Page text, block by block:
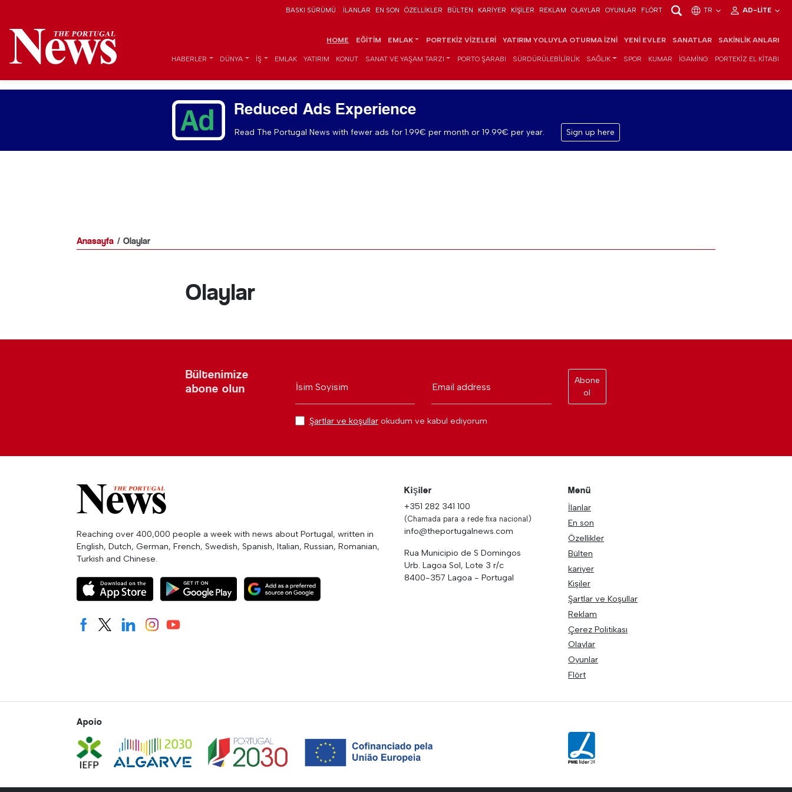
BASKI SÜRÜMÜ İLANLAR EN SON ÖZELLIKLER BÜLTEN KARIYER KIŞILER REKLAM OLAYLAR OYUNLAR FLÖRT TR AD-LITE
HOME EĞITIM EMLAK PORTEKIZ VIZELERI YATIRIM YOLUYLA OTURMA İZNI YENI EVLER SANATLAR SAKINLIK ANLARI
HABERLER DÜNYA İŞ EMLAK YATIRIM KONUT SANAT VE YAŞAM TARZI PORTO ŞARABI SÜRDÜRÜLEBILIRLIK SAĞLIK SPOR KUMAR IGAMING PORTEKIZ EL KITABI
Reduced Ads Experience
Read The Portugal News with fewer ads for 1.99€ per month or 19.99€ per year. Sign up here
Anasayfa Olaylar
Olaylar
Bültenimize
abone olun
İsim Soyisim Email address
Abone
ol
Şartlar ve koşullarokudum ve kabul ediyorum
Reaching over 400,000 people a week with news about Portugal, written in
English, Dutch, German, French, Swedish, Spanish, Italian, Russian, Romanian,
Turkish and Chinese.
Kişiler
+351 282 341 100
(Chamada para a rede fixa nacional)
info@theportugalnews.com
Rua Municipio de S Domingos
Urb. Lagoa Sol, Lote 3 r/c
8400-357 Lagoa - Portugal
Menü
İlanlar
En son
Özellikler
Bülten
kariyer
Kişiler
Şartlar ve Koşullar
Reklam
Çerez Politikası
Olaylar
Oyunlar
Flört
Apoio